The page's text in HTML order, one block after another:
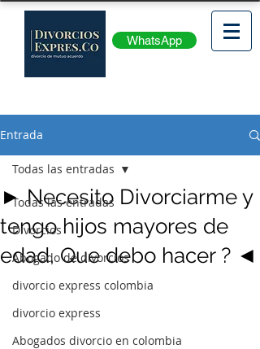
WhatsApp
Entrada
Todas las entradas
Divorcios
Abogado de divorcios
divorcio express colombia
divorcio express
Abogados divorcio en colombia
Todas las entradas
► Necesito Divorciarme y
tengo hijos mayores de
edad, Que debo hacer ? ◄